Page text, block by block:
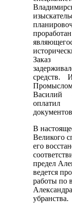
Заказ
средств.
Василий
оплатил
В
Великого
его
предел
ведется
работы по
убранства.